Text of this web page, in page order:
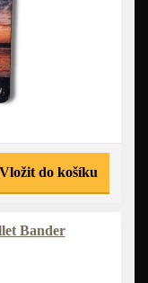
Vložit do košíku
Bander